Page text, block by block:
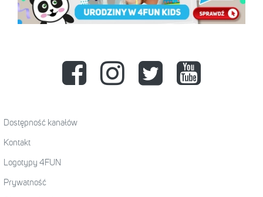
Dostępność kanałów
Kontakt
Logotypy 4FUN
Prywatność